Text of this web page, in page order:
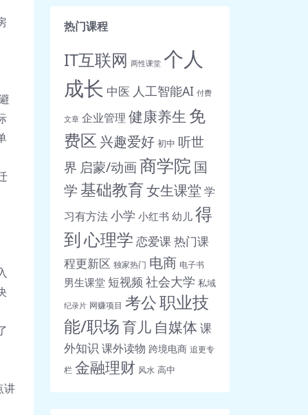
讲
热门课程
IT互联网 两性课堂 个人
成长 中医 人工智能AI 付费
文章 企业管理 健康养生 免
费区 兴趣爱好 初中 听世
界 启蒙/动画商学院国
学 基础教育女生课堂 学
习有方法小学 小红书 幼儿 得
到心理学 恋爱课热门课
程更新区 独家热门 电商 电子书
男生课堂 短视频 社会大学 私域
纪录片 网赚项目 考公职业技
能/职场育儿 自媒体 课
外知识 课外读物 跨境电商 追更专
栏 金融理财 风水 高中